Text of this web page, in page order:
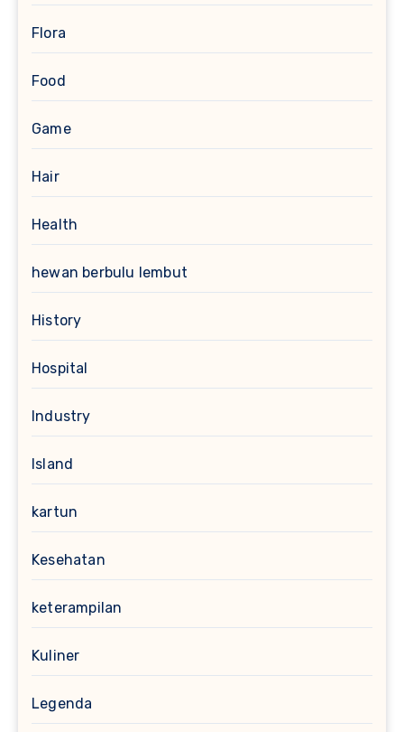
Flora
Food
Game
Hair
Health
hewan berbulu lembut
History
Hospital
Industry
Island
kartun
Kesehatan
keterampilan
Kuliner
Legenda